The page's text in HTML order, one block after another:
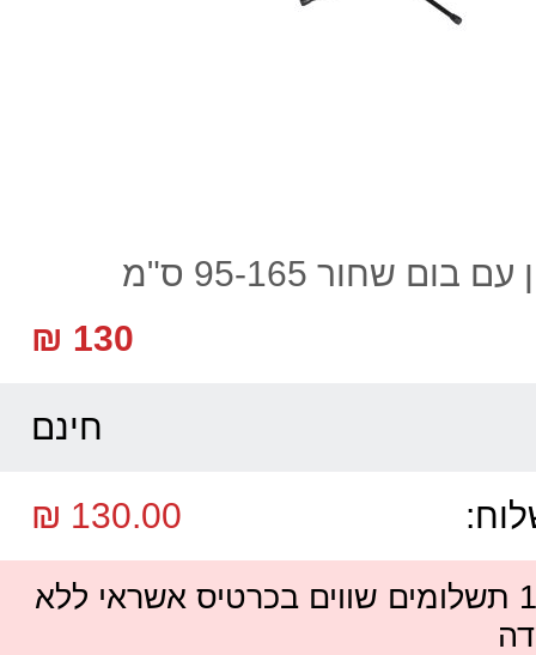
שחור 95-165 ס"מ
130 ₪
חינם
130.00 ₪
ניתן לשלם עד 12 תשלומים שווים בכרטיס אשראי ללא